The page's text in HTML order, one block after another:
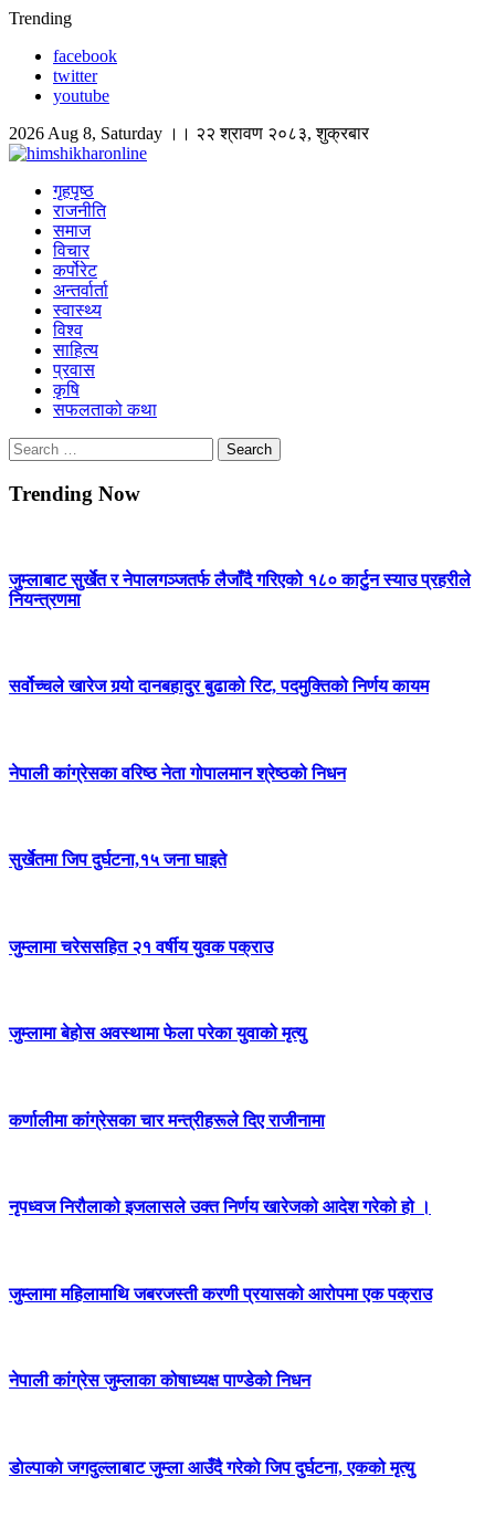
Skip
content
Trending
facebook
twitter
youtube
2026 Aug 8, Saturday ।। २२ श्रावण २०८३, शुक्रबार
Himshikhar Online
गृहपृष्ठ
राजनीति
समाज
विचार
कर्पोरेट
अन्तर्वार्ता
स्वास्थ्य
विश्व
साहित्य
प्रवास
कृषि
सफलताको कथा
Search
for:
Trending Now
जुम्लाबाट सुर्खेत र नेपालगञ्जतर्फ लैजाँदै गरिएको १८० कार्टुन स्याउ प्रहरीले
नियन्त्रणमा
सर्वोच्चले खारेज गर्‍यो दानबहादुर बुढाको रिट, पदमुक्तिको निर्णय कायम
नेपाली कांग्रेसका वरिष्ठ नेता गोपालमान श्रेष्ठको निधन
सुर्खेतमा जिप दुर्घटना,१५ जना घाइते
जुम्लामा चरेससहित २१ वर्षीय युवक पक्राउ
जुम्लामा बेहोस अवस्थामा फेला परेका युवाको मृत्यु
कर्णालीमा कांग्रेसका चार मन्त्रीहरूले दिए राजीनामा
नृपध्वज निरौलाको इजलासले उक्त निर्णय खारेजको आदेश गरेको हो ।
जुम्लामा महिलामाथि जबरजस्ती करणी प्रयासको आरोपमा एक पक्राउ
नेपाली कांग्रेस जुम्लाका कोषाध्यक्ष पाण्डेको निधन
डाेल्पाकाे जगदुल्लाबाट जुम्ला आउँदै गरेकाे जिप दुर्घटना, एकको मृत्यु